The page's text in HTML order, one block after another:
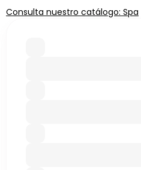
Consulta nuestro catálogo: Spa